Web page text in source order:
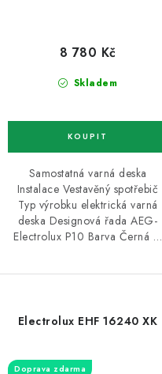
Skladem
8 780 Kč
Samostatná varná deska
Instalace Vestavěný spotřebič
Typ výrobku elektrická varná
deska Designová řada AEG-
Electrolux P10 Barva Černá …
Electrolux EHF 16240 XK
Doprava zdarma